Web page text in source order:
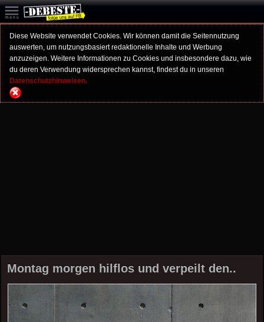
Diese Website verwendet Cookies. Wir können damit die Seitennutzung
auswerten, um nutzungsbasiert redaktionelle Inhalte und Werbung
anzuzeigen. Weitere Informationen zu Cookies und insbesondere dazu, wie
du deren Verwendung widersprechen kannst, findest du in unseren
Datenschutzhinweisen.
Montag morgen hilflos und verpeilt den..